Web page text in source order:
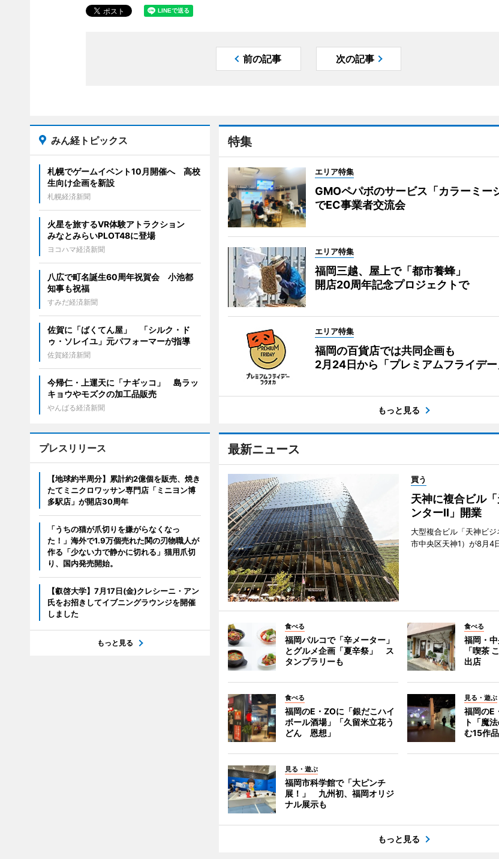
前の記事 次の記事
特集
エリア特集
GMOペパボのサービス「カラーミー
でEC事業者交流会
エリア特集
福岡三越、屋上で「都市養蜂」
開店20周年記念プロジェクトで
エリア特集
福岡の百貨店では共同企画も
2月24日から「プレミアムフライデー
もっと見る
最新ニュース
買う
天神に複合ビル
ンターII」開業
大型複合ビル「天神ビ
市中央区天神1）が8月4
食べる
福岡パルコで「辛メーター」
とグルメ企画「夏辛祭」 ス
タンプラリーも
食べる
福岡・
「喫茶
出店
食べる
福岡のE・ZOに「銀だこハイ
ボール酒場」「久留米立花う
どん 恩想」
見る・遊ぶ
福岡のE
ト「魔
む15作
見る・遊ぶ
福岡市科学館で「大ピンチ
展！」 九州初、福岡オリジ
ナル展示も
もっと見る
みん経トピックス
札幌でゲームイベント10月開催へ 高校
生向け企画を新設
札幌経済新聞
火星を旅するVR体験アトラクション
みなとみらいPLOT48に登場
ヨコハマ経済新聞
八広で町名誕生60周年祝賀会 小池都
知事も祝福
すみだ経済新聞
佐賀に「ばくてん屋」 「シルク・ド
ゥ・ソレイユ」元パフォーマーが指導
佐賀経済新聞
今帰仁・上運天に「ナギッコ」 島ラッ
キョウやモズクの加工品販売
やんばる経済新聞
プレスリリース
【地球約半周分】累計約2億個を販売、焼き
たてミニクロワッサン専門店「ミニヨン博
多駅店」が開店30周年
「うちの猫が爪切りを嫌がらなくなっ
た！」海外で1.9万個売れた関の刃物職人が
作る「少ない力で静かに切れる」猫用爪切
り、国内発売開始。
【叡啓大学】7月17日(金)クレシーニ・アン
氏をお招きしてイブニングラウンジを開催
しました
もっと見る